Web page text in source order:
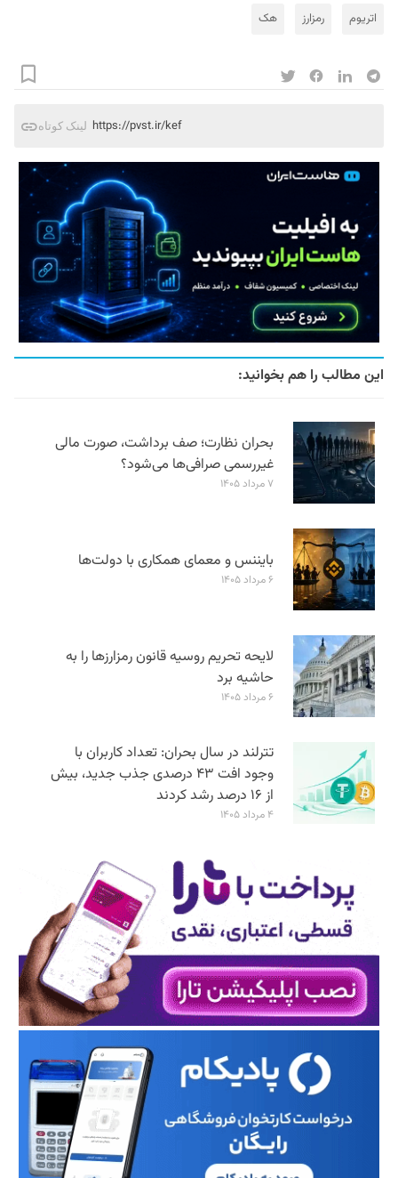
اتریوم رمزارز هک
لینک کوتاه https://pvst.ir/kef
این مطالب را هم بخوانید:
بحران نظارت؛ صف برداشت، صورت مالی
غیررسمی صرافی‌ها می‌شود؟
۷ مرداد ۱۴۰۵
بایننس و معمای همکاری با دولت‌ها
۶ مرداد ۱۴۰۵
لایحه تحریم روسیه قانون رمزارزها را به
حاشیه برد
۶ مرداد ۱۴۰۵
تترلند در سال بحران: تعداد کاربران با
وجود افت ۴۳ درصدی جذب جدید، بیش
از ۱۶ درصد رشد کردند
۴ مرداد ۱۴۰۵